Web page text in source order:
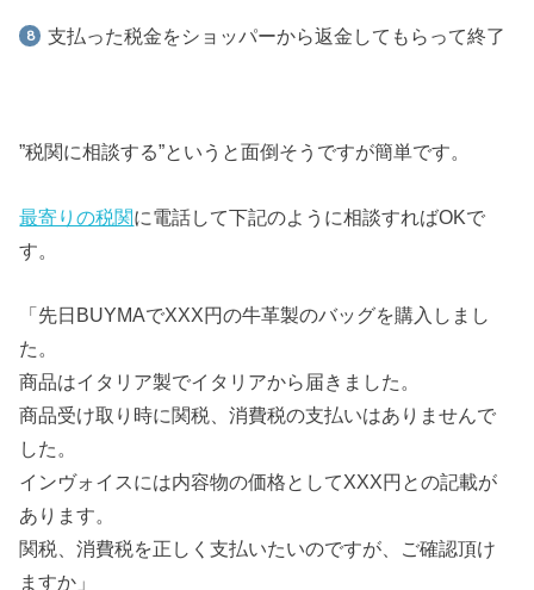
支払った税金をショッパーから返金してもらって終了
”税関に相談する”というと面倒そうですが簡単です。
最寄りの税関に電話して下記のように相談すればOKで
す。
「先日BUYMAでXXX円の牛革製のバッグを購入しまし
た。
商品はイタリア製でイタリアから届きました。
商品受け取り時に関税、消費税の支払いはありませんで
した。
インヴォイスには内容物の価格としてXXX円との記載が
あります。
関税、消費税を正しく支払いたいのですが、ご確認頂け
ますか」